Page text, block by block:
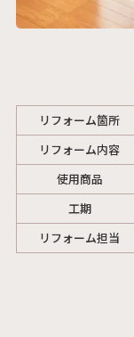
リフォーム箇所
リフォーム内容
使用商品
工期
リフォーム担当